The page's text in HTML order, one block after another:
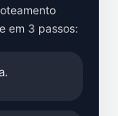
em 3 passos: